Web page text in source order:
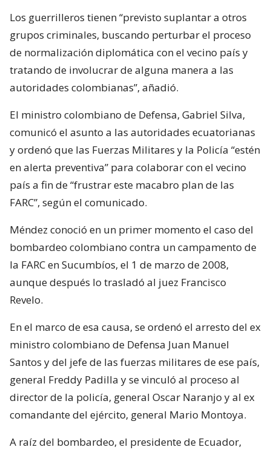
Los guerrilleros tienen “previsto suplantar a otros
grupos criminales, buscando perturbar el proceso
de normalización diplomática con el vecino país y
tratando de involucrar de alguna manera a las
autoridades colombianas”, añadió.
El ministro colombiano de Defensa, Gabriel Silva,
comunicó el asunto a las autoridades ecuatorianas
y ordenó que las Fuerzas Militares y la Policía “estén
en alerta preventiva” para colaborar con el vecino
país a fin de “frustrar este macabro plan de las
FARC”, según el comunicado.
Méndez conoció en un primer momento el caso del
bombardeo colombiano contra un campamento de
la FARC en Sucumbíos, el 1 de marzo de 2008,
aunque después lo trasladó al juez Francisco
Revelo.
En el marco de esa causa, se ordenó el arresto del ex
ministro colombiano de Defensa Juan Manuel
Santos y del jefe de las fuerzas militares de ese país,
general Freddy Padilla y se vinculó al proceso al
director de la policía, general Oscar Naranjo y al ex
comandante del ejército, general Mario Montoya.
A raíz del bombardeo, el presidente de Ecuador,